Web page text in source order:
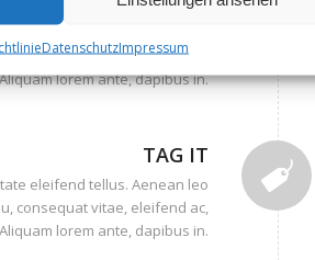
DatenschutzImpressum
consequat vitae, eleifend ac,
lorem ante, dapibus in.
TAG IT
eleifend tellus. Aenean leo
consequat vitae, eleifend ac,
lorem ante, dapibus in.